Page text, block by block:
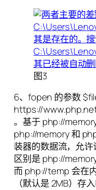
图3
6、fopen 的参数
https://
。基于 php://
php://memory 和
装器的数据流，允
区别是 php://
而 php://temp 会在
（默认是 2MB）存